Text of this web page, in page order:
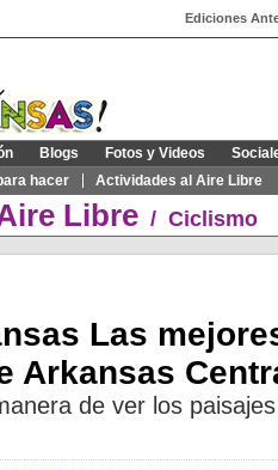
Ediciones
hacer Actividades al Aire Libre
Blogs Fotos y Videos
Libre / Ciclismo
Las
Arkansas
de ver los